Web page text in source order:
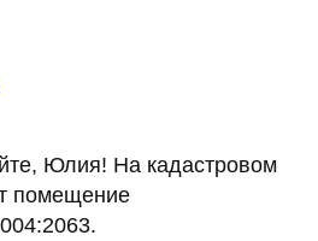
Юлия! На кадастровом
помещение